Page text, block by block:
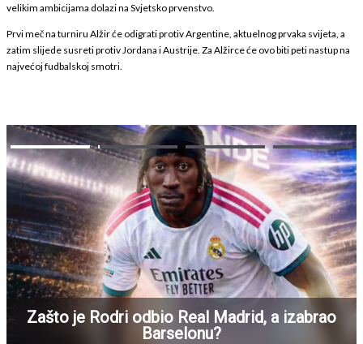
velikim ambicijama dolazi na Svjetsko prvenstvo.
Prvi meč na turniru Alžir će odigrati protiv Argentine, aktuelnog prvaka svijeta, a
zatim slijede susreti protiv Jordana i Austrije. Za Alžirce će ovo biti peti nastup na
najvećoj fudbalskoj smotri.
Zašto je Rodri odbio Real Madrid, a izabrao
Barselonu?